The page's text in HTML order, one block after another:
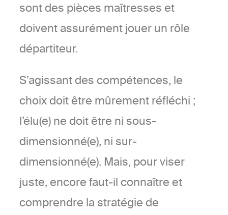
sont des pièces maîtresses et
doivent assurément jouer un rôle
départiteur.
S’agissant des compétences, le
choix doit être mûrement réfléchi ;
l’élu(e) ne doit être ni sous-
dimensionné(e), ni sur-
dimensionné(e). Mais, pour viser
juste, encore faut-il connaître et
comprendre la stratégie de